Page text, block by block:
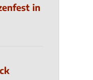
in